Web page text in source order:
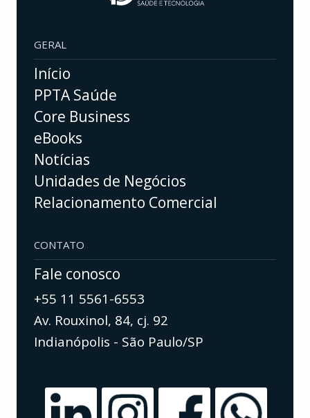
GERAL
Início
PPTA Saúde
Core Business
eBooks
Notícias
Unidades de Negócios
Relacionamento Comercial
CONTATO
Fale conosco
+55 11 5561-6553
Av. Rouxinol, 84, cj. 92
Indianópolis - São Paulo/SP